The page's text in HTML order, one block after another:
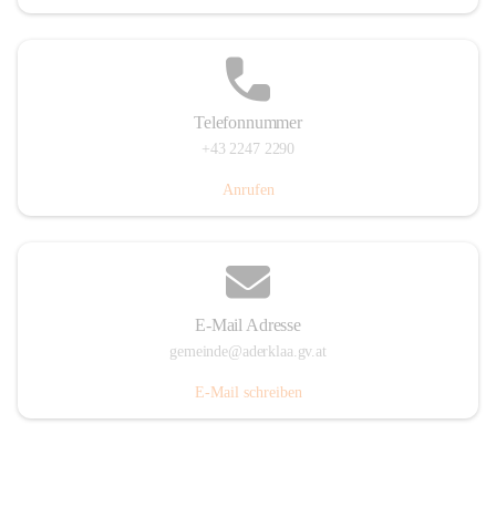
Telefonnummer
+43 2247 2290
Anrufen
E-Mail Adresse
gemeinde@aderklaa.gv.at
E-Mail schreiben